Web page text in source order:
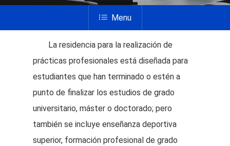
Menu
La residencia para la realización de
prácticas profesionales está diseñada para
estudiantes que han terminado o estén a
punto de finalizar los estudios de grado
universitario, máster o doctorado; pero
también se incluye enseñanza deportiva
superior, formación profesional de grado